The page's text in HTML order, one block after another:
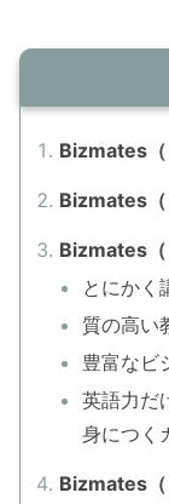
Bizmates（
Bizmates（
Bizmates（
とにかく
質の高い
豊富なビ
英語力だ
身につく
Bizmates（